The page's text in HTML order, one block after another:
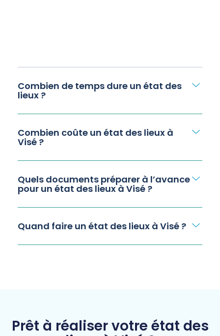
Combien de temps dure un état des
lieux ?
Combien coûte un état des lieux à
Visé ?
Quels documents préparer à l’avance
pour un état des lieux à Visé ?
Quand faire un état des lieux à Visé ?
Prêt à réaliser votre état des